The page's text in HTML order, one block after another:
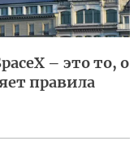
– это то, о
правила